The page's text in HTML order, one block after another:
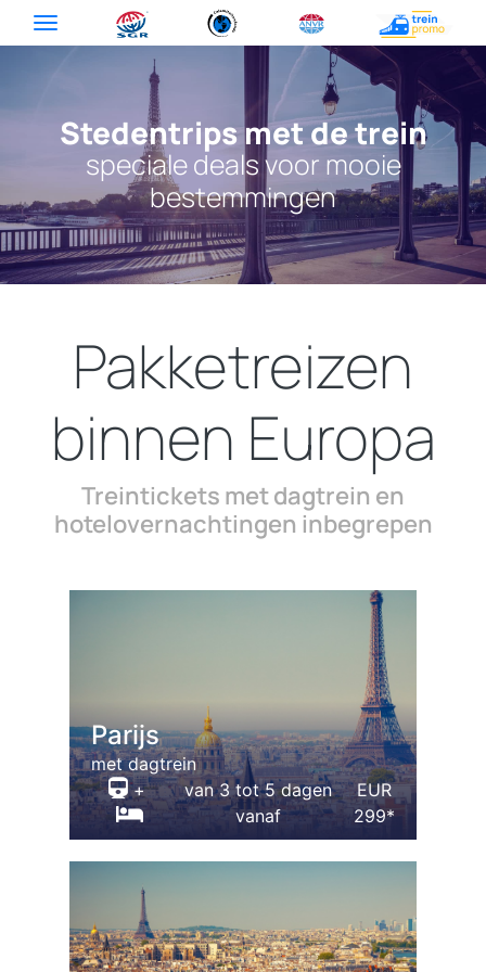
Stedentrips met de trein
speciale deals voor mooie
bestemmingen
Pakketreizen
binnen Europa
Treintickets met dagtrein en
hotelovernachtingen inbegrepen
Parijs
met dagtrein
+
van 3 tot 5 dagen
vanaf
EUR
299*